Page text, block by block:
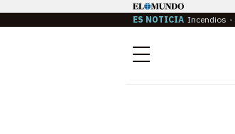
ES NOTICIA Incendios
Menú